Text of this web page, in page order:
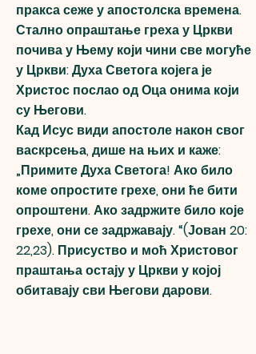
пракса сеже у апостолска времена.
Стално опраштање греха у Цркви
почива у Њему који чини све могуће
у Цркви: Духа Светога којега је
Христос послао од Оца онима који
су Његови.
Кад Исус види апостоле након свог
васкрсења, дише на њих и каже:
„Примите Духа Светога! Ако било
коме опростите грехе, они ће бити
опроштени. Ако задржите било које
грехе, они се задржавају. “(Јован 20:
22,23). Присуство и моћ Христовог
праштања остају у Цркви у којој
обитавају сви Његови дарови.